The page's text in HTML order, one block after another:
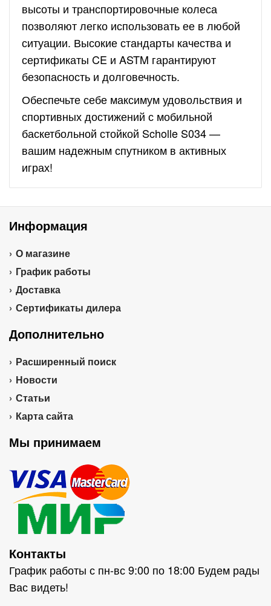
высоты и транспортировочные колеса
позволяют легко использовать ее в любой
ситуации. Высокие стандарты качества и
сертификаты CE и ASTM гарантируют
безопасность и долговечность.
Обеспечьте себе максимум удовольствия и
спортивных достижений с мобильной
баскетбольной стойкой Scholle S034 —
вашим надежным спутником в активных
играх!
Информация
О магазине
График работы
Доставка
Сертификаты дилера
Дополнительно
Расширенный поиск
Новости
Статьи
Карта сайта
Мы принимаем
Контакты
График работы с пн-вс 9:00 по 18:00 Будем рады
Вас видеть!